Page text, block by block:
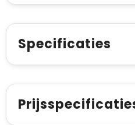
Specificaties